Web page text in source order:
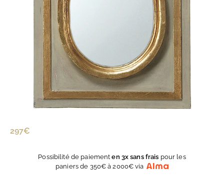
Prix
297€
Possibilité de paiementen 3x sans frais pour les
paniers de 350€ à 2000€ via